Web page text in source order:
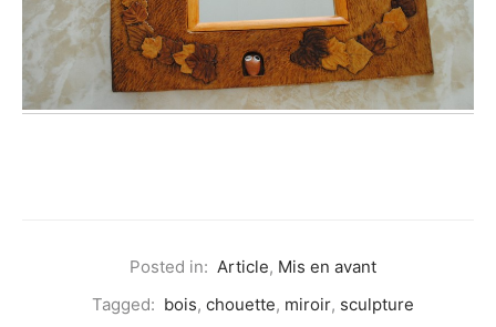
Posted in: Article, Mis en avant
Tagged: bois, chouette, miroir, sculpture